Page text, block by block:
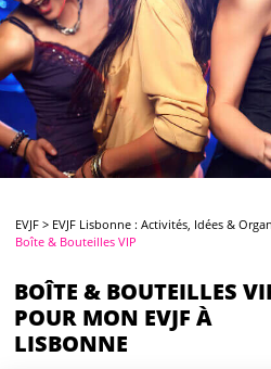
EVJF > EVJF Lisbonne : Activités, Idées &
Boîte & Bouteilles VIP
BOÎTE & BOUTEILLES
POUR MON EVJF À
LISBONNE